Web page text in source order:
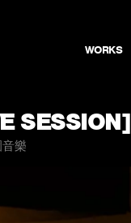
WORKS
SESSION]
樂